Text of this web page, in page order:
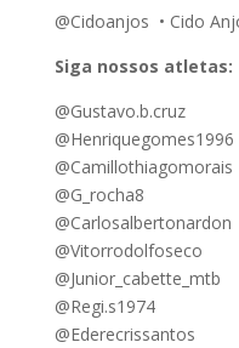
@Cidoanjos • Cido
Siga nossos atletas:
@Gustavo.b.cruz
@Henriquegomes1996
@Camillothiagomorais
@G_rocha8
@Carlosalbertonardon
@Vitorrodolfoseco
@Junior_cabette_mtb
@Regi.s1974
@Ederecrissantos